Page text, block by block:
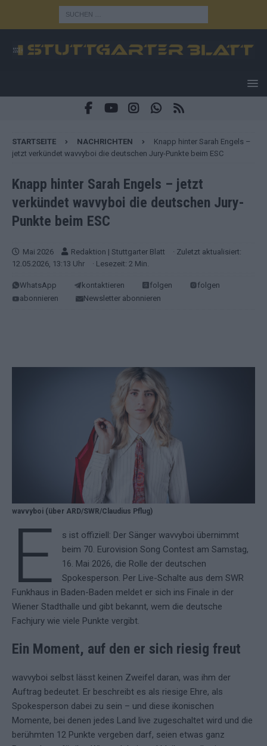
STARTSEITE NACHRICHTEN
Knapp hinter Sarah Engels –
jetzt verkündet wavvyboi die deutschen Jury-Punkte beim ESC
Knapp hinter Sarah Engels – jetzt
verkündet wavvyboi die deutschen Jury-
Punkte beim ESC
Mai 2026 Redaktion | Stuttgarter Blatt
· Zuletzt aktualisiert:
12.05.2026, 13:13 Uhr
· Lesezeit: 2 Min.
WhatsApp kontaktieren folgen
folgen
abonnieren
Newsletter abonnieren
wavvyboi (über ARD/SWR/Claudius Pflug)
E
s ist offiziell: Der Sänger wavvyboi übernimmt
beim 70. Eurovision Song Contest am Samstag,
16. Mai 2026, die Rolle der deutschen
Spokesperson. Per Live-Schalte aus dem SWR
Funkhaus in Baden-Baden meldet er sich ins Finale in der
Wiener Stadthalle und gibt bekannt, wem die deutsche
Fachjury wie viele Punkte vergibt.
Ein Moment, auf den er sich riesig freut
wavvyboi selbst lässt keinen Zweifel daran, was ihm der
Auftrag bedeutet. Er beschreibt es als riesige Ehre, als
Spokesperson dabei zu sein – und diese ikonischen
Momente, bei denen jedes Land live zugeschaltet wird und die
berühmten 12 Punkte vergeben darf, seien etwas ganz